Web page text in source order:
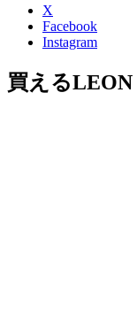
X
Facebook
Instagram
買えるLEON